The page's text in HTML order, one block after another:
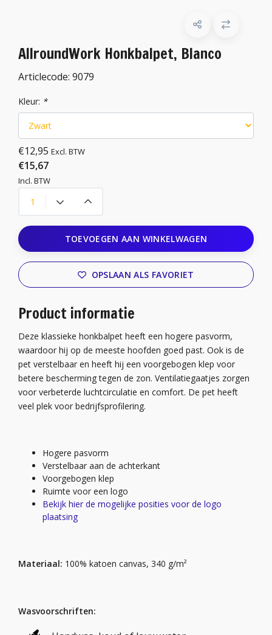
AllroundWork Honkbalpet, Blanco
Articlecode: 9079
Kleur: *
€12,95 Excl. BTW
€15,67
Incl. BTW
TOEVOEGEN AAN WINKELWAGEN
OPSLAAN ALS FAVORIET
Product informatie
Deze klassieke honkbalpet heeft een hogere pasvorm,
waardoor hij op de meeste hoofden goed past. Ook is de
pet verstelbaar en heeft hij een voorgebogen klep voor
betere bescherming tegen de zon. Ventilatiegaatjes zorgen
voor verbeterde luchtcirculatie en comfort. De pet heeft
veel plek voor bedrijfsprofilering.
Hogere pasvorm
Verstelbaar aan de achterkant
Voorgebogen klep
Ruimte voor een logo
Bekijk hier de mogelijke posities voor de logo
plaatsing
Materiaal: 100% katoen canvas, 340 g/m²
Wasvoorschriften: